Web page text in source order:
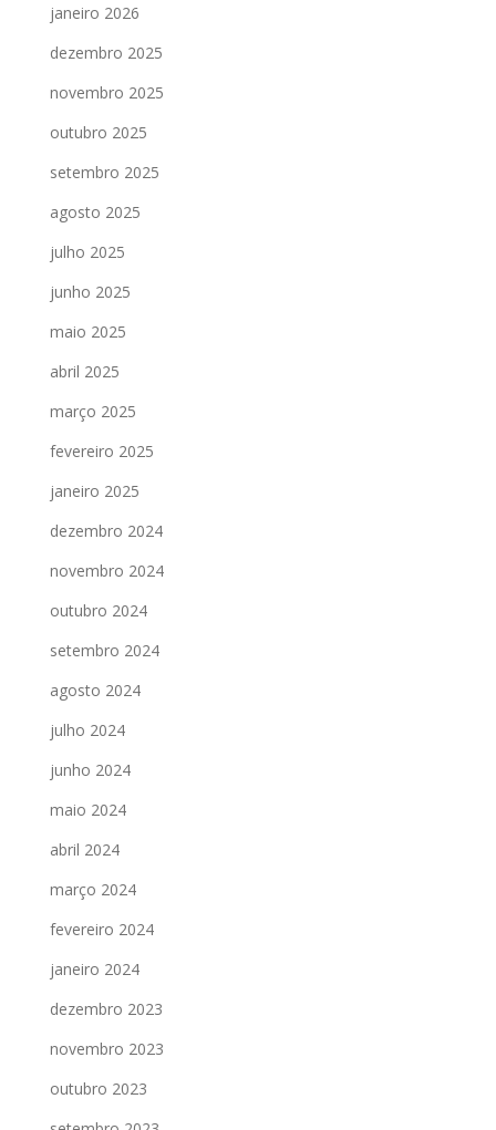
janeiro 2026
dezembro 2025
novembro 2025
outubro 2025
setembro 2025
agosto 2025
julho 2025
junho 2025
maio 2025
abril 2025
março 2025
fevereiro 2025
janeiro 2025
dezembro 2024
novembro 2024
outubro 2024
setembro 2024
agosto 2024
julho 2024
junho 2024
maio 2024
abril 2024
março 2024
fevereiro 2024
janeiro 2024
dezembro 2023
novembro 2023
outubro 2023